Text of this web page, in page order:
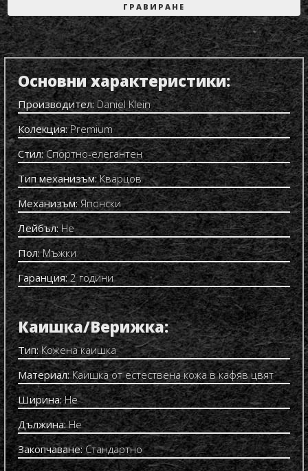
ГРАВИРАНЕ
Основни характеристики:
Производител: Daniel Klein
Колекция:Premium
Стил:Спортно-елегантен
Тип механизъм:Кварцов
Механизъм:Японски
Лейбъл:Не
Пол:Мъжки
Гаранция:2 години
Каишка/Верижка:
Тип:Кожена каишка
Материал:Каишка от естествена кожа в кафяв цвят
Ширина:Не
Дължина:Не
Закопчаване:Стандартно